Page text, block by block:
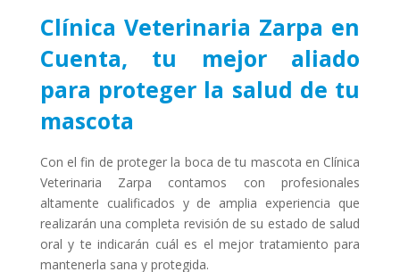
Clínica Veterinaria Zarpa en
Cuenta, tu mejor aliado
para proteger la salud de tu
mascota
Con el fin de proteger la boca de tu mascota en Clínica
Veterinaria Zarpa contamos con profesionales
altamente cualificados y de amplia experiencia que
realizarán una completa revisión de su estado de salud
oral y te indicarán cuál es el mejor tratamiento para
mantenerla sana y protegida.